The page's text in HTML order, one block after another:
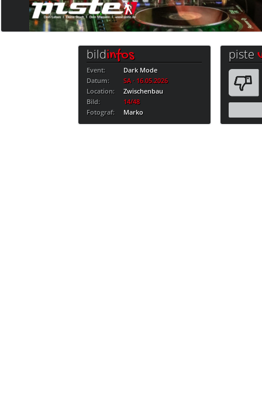
bildinfos
Event:
Dark Mode
Datum:
SA · 16.05.2026
Location:
Zwischenbau
Bild:
14/48
Fotograf:
Marko
piste